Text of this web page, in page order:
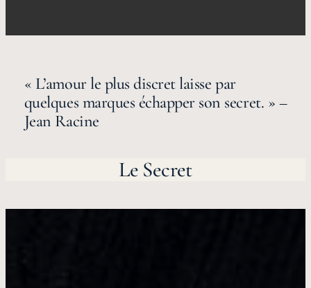
« L’amour le plus discret laisse par
quelques marques échapper son secret. » –
Jean Racine
Le Secret